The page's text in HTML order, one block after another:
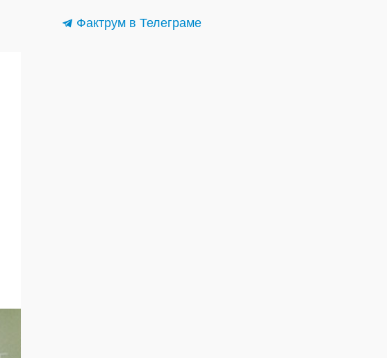
Фактрум в Телеграме